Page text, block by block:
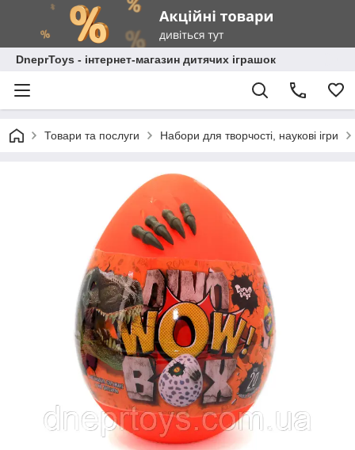
DneprToys - інтернет-магазин дитячих іграшок
Товари та послуги Набори для творчості, наукові ігри